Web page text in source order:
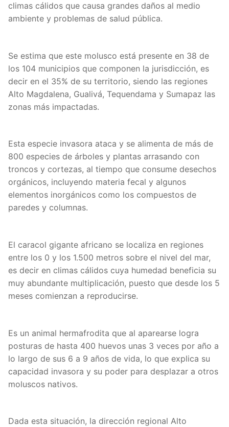
climas cálidos que causa grandes daños al medio
ambiente y problemas de salud pública.
Se estima que este molusco está presente en 38 de
los 104 municipios que componen la jurisdicción, es
decir en el 35% de su territorio, siendo las regiones
Alto Magdalena, Gualivá, Tequendama y Sumapaz las
zonas más impactadas.
Esta especie invasora ataca y se alimenta de más de
800 especies de árboles y plantas arrasando con
troncos y cortezas, al tiempo que consume desechos
orgánicos, incluyendo materia fecal y algunos
elementos inorgánicos como los compuestos de
paredes y columnas.
El caracol gigante africano se localiza en regiones
entre los 0 y los 1.500 metros sobre el nivel del mar,
es decir en climas cálidos cuya humedad beneficia su
muy abundante multiplicación, puesto que desde los 5
meses comienzan a reproducirse.
Es un animal hermafrodita que al aparearse logra
posturas de hasta 400 huevos unas 3 veces por año a
lo largo de sus 6 a 9 años de vida, lo que explica su
capacidad invasora y su poder para desplazar a otros
moluscos nativos.
Dada esta situación, la dirección regional Alto